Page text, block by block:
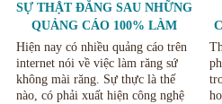
SỰ THẬT ĐẰNG SAU NHỮNG
QUẢNG CÁO 100% LÀM
RĂNG SỨ KHÔNG MÀI
RĂNG.
Hiện nay có nhiều quảng cáo trên
internet nói về việc làm răng sứ
không mài răng. Sự thực là thế
nào, có phải xuất hiện công nghệ